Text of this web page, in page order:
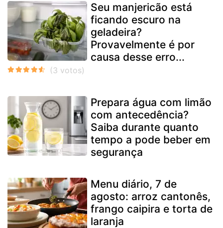
Seu manjericão está
ficando escuro na
geladeira?
Provavelmente é por
causa desse erro...
Prepara água com limão
com antecedência?
Saiba durante quanto
tempo a pode beber em
segurança
Menu diário, 7 de
agosto: arroz cantonês,
frango caipira e torta de
laranja